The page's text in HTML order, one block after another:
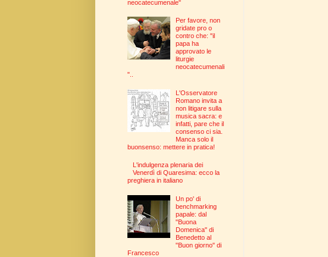
neocatecumenale"
Per favore, non
gridate pro o
contro che: "il
papa ha
approvato le
liturgie
neocatecumenali
"..
L'Osservatore
Romano invita a
non litigare sulla
musica sacra: e
infatti, pare che il
consenso ci sia.
Manca solo il
buonsenso: mettere in pratica!
L'indulgenza plenaria dei
Venerdì di Quaresima: ecco la
preghiera in italiano
Un po' di
benchmarking
papale: dal
"Buona
Domenica" di
Benedetto al
"Buon giorno" di
Francesco